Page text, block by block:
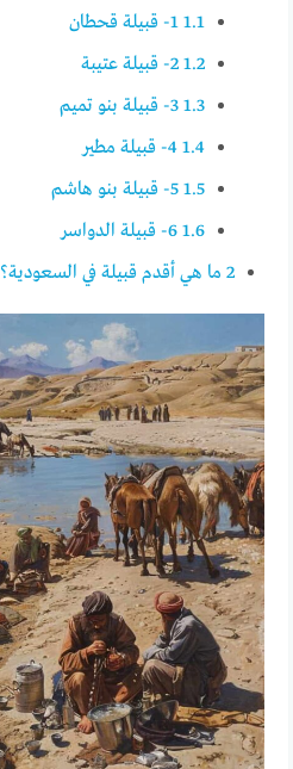
1.1 1- قبيلة قحطان
1.2 2- قبيلة عتيبة
1.3 3- قبيلة بنو تميم
1.4 4- قبيلة مطير
1.5 5- قبيلة بنو هاشم
1.6 6- قبيلة الدواسر
2 ما هي أقدم قبيلة في السعودية؟